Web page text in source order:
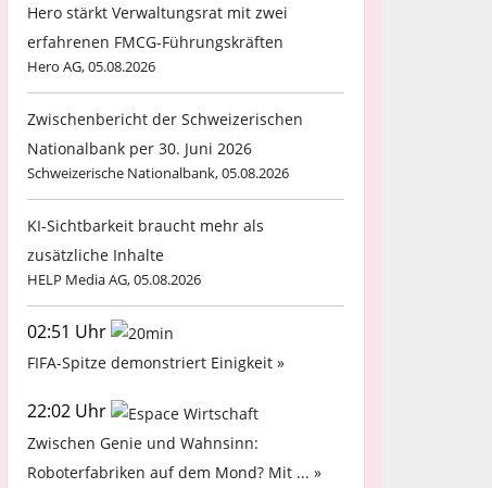
Hero stärkt Verwaltungsrat mit zwei
erfahrenen FMCG-Führungskräften
Hero AG, 05.08.2026
Zwischenbericht der Schweizerischen
Nationalbank per 30. Juni 2026
Schweizerische Nationalbank, 05.08.2026
KI-Sichtbarkeit braucht mehr als
zusätzliche Inhalte
HELP Media AG, 05.08.2026
02:51 Uhr
FIFA-Spitze demonstriert Einigkeit »
22:02 Uhr
Zwischen Genie und Wahnsinn:
Roboterfabriken auf dem Mond? Mit ... »